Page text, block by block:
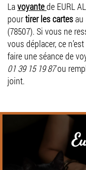
Lavoyantede EURL
pourtirer les cartes au
(78507). Si vous ne
vous déplacer, ce
faire une séance de
01 39 15 19 87ou
joint.